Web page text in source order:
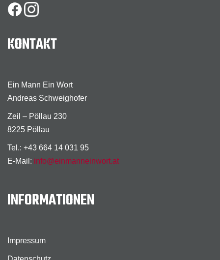
KONTAKT
Ein Mann Ein Wort
Andreas Schweighofer
Zeil – Pöllau 230
8225 Pöllau
Tel.: +43 664 14 031 95
E-Mail: info@einmanneinwort.at
INFORMATIONEN
Impressum